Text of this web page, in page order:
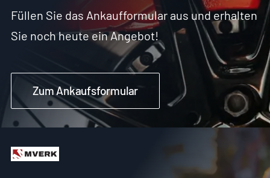
Füllen Sie das Ankaufformular aus und erhalten
Sie noch heute ein Angebot!
Zum Ankaufsformular